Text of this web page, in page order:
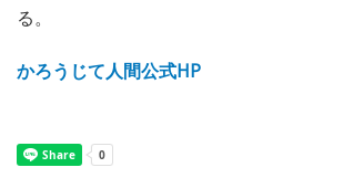
る。
かろうじて人間公式HP